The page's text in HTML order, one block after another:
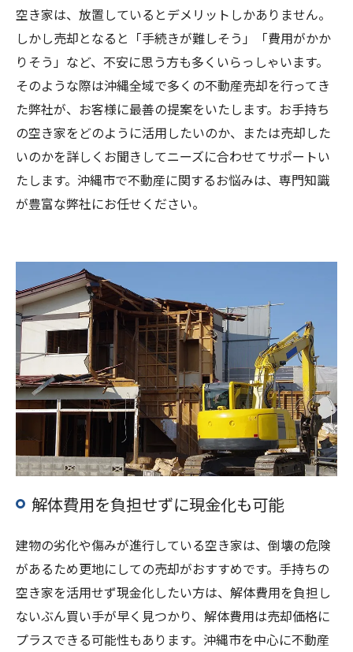
空き家は、放置しているとデメリットしかありません。
しかし売却となると「手続きが難しそう」「費用がかか
りそう」など、不安に思う方も多くいらっしゃいます。
そのような際は沖縄全域で多くの不動産売却を行ってき
た弊社が、お客様に最善の提案をいたします。お手持ち
の空き家をどのように活用したいのか、または売却した
いのかを詳しくお聞きしてニーズに合わせてサポートい
たします。沖縄市で不動産に関するお悩みは、専門知識
が豊富な弊社にお任せください。
解体費用を負担せずに現金化も可能
建物の劣化や傷みが進行している空き家は、倒壊の危険
があるため更地にしての売却がおすすめです。手持ちの
空き家を活用せず現金化したい方は、解体費用を負担し
ないぶん買い手が早く見つかり、解体費用は売却価格に
プラスできる可能性もあります。沖縄市を中心に不動産